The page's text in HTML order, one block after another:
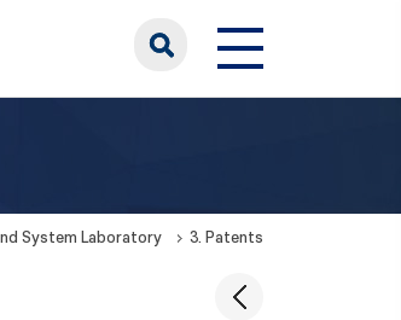
System Laboratory 3. Patents